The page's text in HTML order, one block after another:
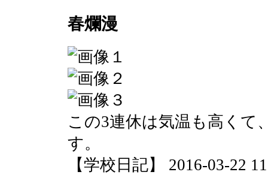
春爛漫
この3連休は気温も高くて
す。
【学校日記】 2016-03-22